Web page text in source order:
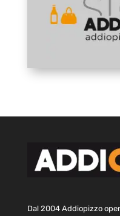
Dal 2004 Addiopizzo